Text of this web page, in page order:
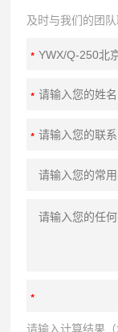
及时与我们的团
请输入计算结果